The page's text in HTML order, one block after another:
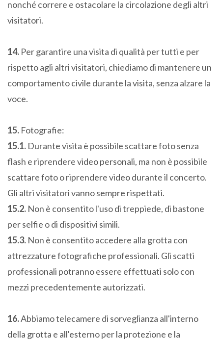
nonché correre e ostacolare la circolazione degli altri
visitatori.
14. Per garantire una visita di qualità per tutti e per
rispetto agli altri visitatori, chiediamo di mantenere un
comportamento civile durante la visita, senza alzare la
voce.
15. Fotografie:
15.1. Durante visita è possibile scattare foto senza
flash e riprendere video personali, ma non è possibile
scattare foto o riprendere video durante il concerto.
Gli altri visitatori vanno sempre rispettati.
15.2. Non è consentito l'uso di treppiede, di bastone
per selfie o di dispositivi simili.
15.3. Non è consentito accedere alla grotta con
attrezzature fotografiche professionali. Gli scatti
professionali potranno essere effettuati solo con
mezzi precedentemente autorizzati.
16.Abbiamo telecamere di sorveglianza all'interno
della grotta e all'esterno per la protezione e la